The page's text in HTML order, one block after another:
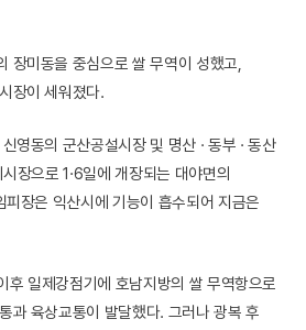
장미동을 중심으로 쌀 무역이 성했고,
장이 세워졌다.
영동의 군산공설시장 및 명산 · 동부 · 동산
장으로 1·6일에 개장되는 대야면의
장은 익산시에 기능이 흡수되어 지금은
일제강점기에 호남지방의 쌀 무역항으로
과 육상교통이 발달했다. 그러나 광복 후